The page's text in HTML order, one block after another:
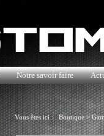
Notre savoir faire
Vous êtes ici :Boutique>